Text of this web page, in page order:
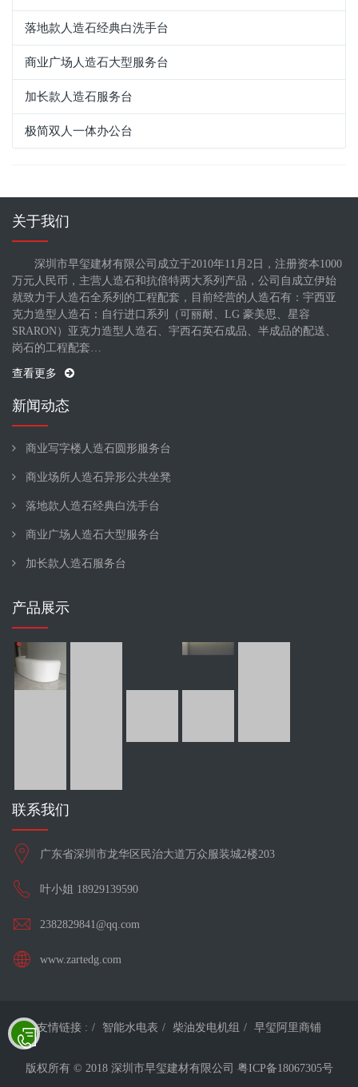
落地款人造石经典白洗手台
商业广场人造石大型服务台
加长款人造石服务台
极简双人一体办公台
关于我们
深圳市早玺建材有限公司成立于2010年11月2日，注册资本1000
万元人民币，主营人造石和抗倍特两大系列产品，公司自成立伊始
就致力于人造石全系列的工程配套，目前经营的人造石有：宇西亚
克力造型人造石：自行进口系列（可丽耐、LG 豪美思、星容
SRARON）亚克力造型人造石、宇西石英石成品、半成品的配送、
岗石的工程配套…
查看更多
新闻动态
商业写字楼人造石圆形服务台
商业场所人造石异形公共坐凳
落地款人造石经典白洗手台
商业广场人造石大型服务台
加长款人造石服务台
产品展示
联系我们
广东省深圳市龙华区民治大道万众服装城2楼203
叶小姐 18929139590
2382829841@qq.com
www.zartedg.com
友情链接 : 智能水电表 柴油发电机组 早玺阿里商铺
版权所有 © 2018 深圳市早玺建材有限公司 粤ICP备18067305号